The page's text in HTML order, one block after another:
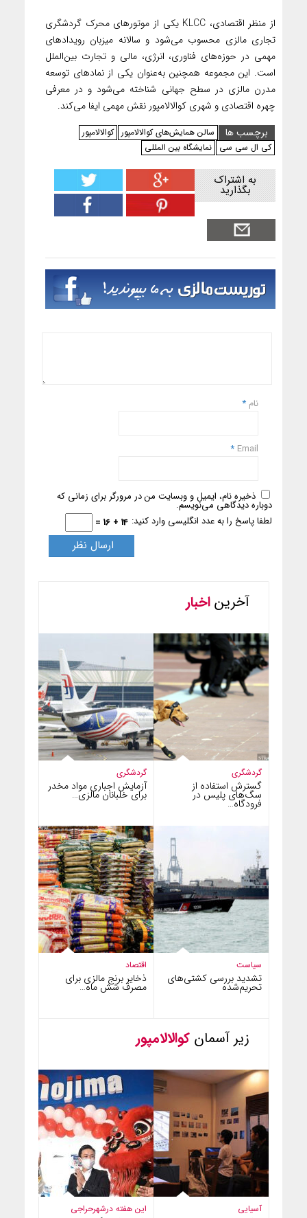
از منظر اقتصادی، KLCC یکی از موتورهای محرک گردشگری
تجاری مالزی محسوب می‌شود و سالانه میزبان رویدادهای
مهمی در حوزه‌های فناوری، انرژی، مالی و تجارت بین‌الملل
است. این مجموعه همچنین به‌عنوان یکی از نمادهای توسعه
مدرن مالزی در سطح جهانی شناخته می‌شود و در معرفی
چهره اقتصادی و شهری کوالالامپور نقش مهمی ایفا می‌کند.
برچسب ها
سالن همایش‌های کوالالامپور کوالالامپور
کی ال سی سی
نمایشگاه بین المللی
به اشتراک
بگذارید
نام *
Email
*
ذخیره نام، ایمیل و وبسایت من در مرورگر برای زمانی که
دوباره دیدگاهی می‌نویسم.
لطفا پاسخ را به عدد انگلیسی وارد کنید: 14 + 16 =
آخریناخبار
گردشگری
آزمایش اجباری مواد مخدر
برای خلبانان مالزی…
گردشگری
گسترش استفاده از
سگ‌های پلیس در
فرودگاه…
اقتصاد
ذخایر برنج مالزی برای
مصرف شش ماه…
سیاست
تشدید بررسی کشتی‌های
تحریم‌شده
زیر آسمان کوالالامپور
این هفته درشهرحراجی آسیایی